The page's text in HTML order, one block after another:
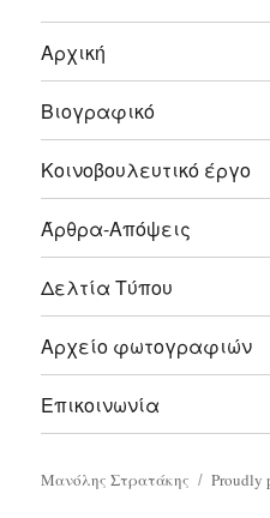
Αρχική
Βιογραφικό
Κοινοβουλευτικό έργο
Άρθρα-Απόψεις
Δελτία Τύπου
Αρχείο φωτογραφιών
Επικοινωνία
Μανόλης Στρατάκης Proudly